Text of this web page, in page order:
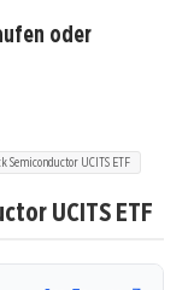
oder
Semiconductor UCITS ETF
UCITS ETF